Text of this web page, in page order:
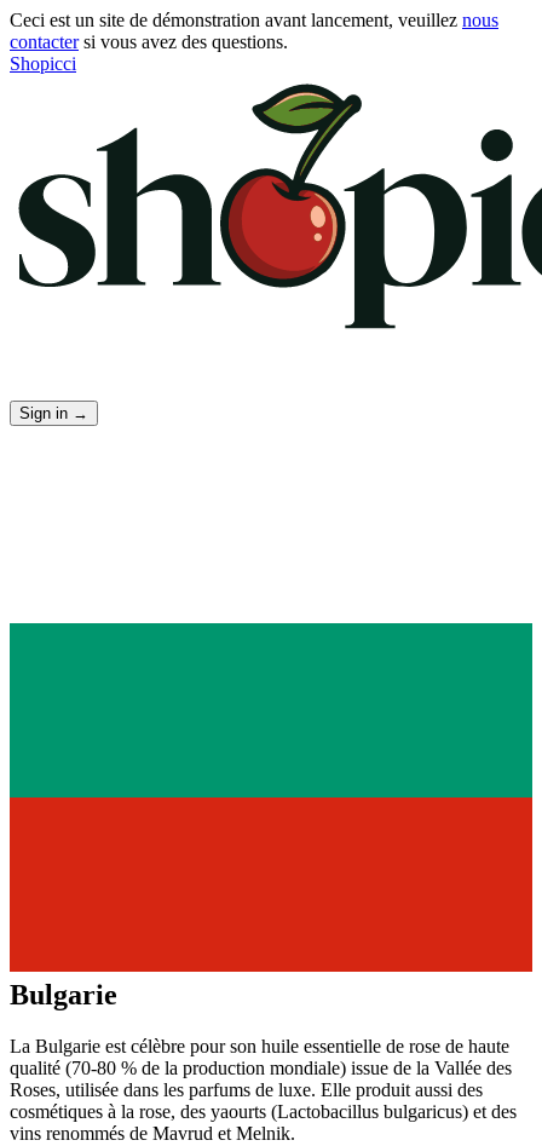
Ceci est un site de démonstration avant lancement, veuillez nous
contactersi vous avez des questions.
Shopicci
Sign in →
Bulgarie
La Bulgarie est célèbre pour son huile essentielle de rose de haute
qualité (70-80 % de la production mondiale) issue de la Vallée des
Roses, utilisée dans les parfums de luxe. Elle produit aussi des
cosmétiques à la rose, des yaourts (Lactobacillus bulgaricus) et des
vins renommés de Mavrud et Melnik.